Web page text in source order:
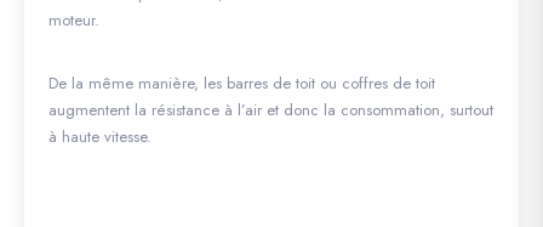
moteur.
De la même manière, les barres de toit ou coffres de toit
augmentent la résistance à l’air et donc la consommation, surtout
à haute vitesse.